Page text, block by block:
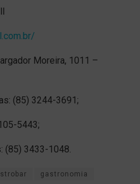
Moreira, 1011 –
(85) 3244-3691;
5443;
(85) 3433-1048.
gastronomia